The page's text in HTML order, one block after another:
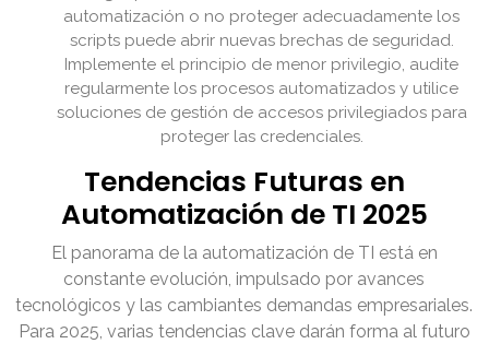
automatización o no proteger adecuadamente los
scripts puede abrir nuevas brechas de seguridad.
Implemente el principio de menor privilegio, audite
regularmente los procesos automatizados y utilice
soluciones de gestión de accesos privilegiados para
proteger las credenciales.
Tendencias Futuras en
Automatización de TI 2025
El panorama de la automatización de TI está en
constante evolución, impulsado por avances
tecnológicos y las cambiantes demandas empresariales.
Para 2025, varias tendencias clave darán forma al futuro